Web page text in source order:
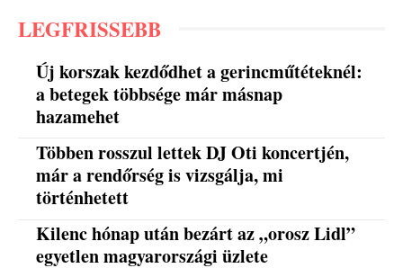
LEGFRISSEBB
Új korszak kezdődhet a gerincműtéteknél:
a betegek többsége már másnap
hazamehet
Többen rosszul lettek DJ Oti koncertjén,
már a rendőrség is vizsgálja, mi
történhetett
Kilenc hónap után bezárt az „orosz Lidl”
egyetlen magyarországi üzlete